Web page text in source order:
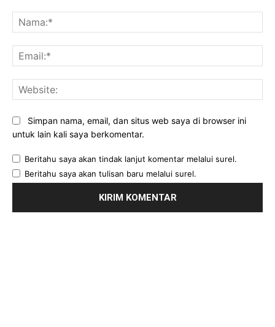
Simpan nama, email, dan situs web saya di browser ini
untuk lain kali saya berkomentar.
Beritahu saya akan tindak lanjut komentar melalui surel.
Beritahu saya akan tulisan baru melalui surel.